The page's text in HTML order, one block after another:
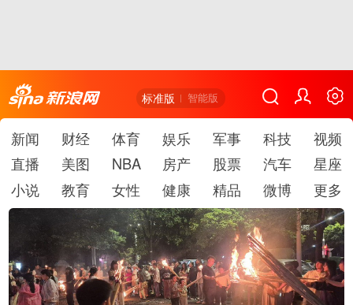
标准版 智能版
新闻 财经 体育 娱乐 军事 科技
视频
直播
美图 NBA 房产 股票 汽车
星座
小说
教育 女性 健康 精品 微博 更多